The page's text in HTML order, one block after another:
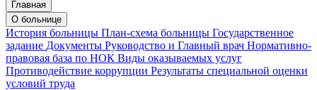
Главная
О больнице
История больницы План-схема больницы Государственное
задание Документы Руководство и Главный врач Нормативно-
правовая база по НОК Виды оказываемых услуг
Противодействие коррупции Результаты специальной оценки
условий труда